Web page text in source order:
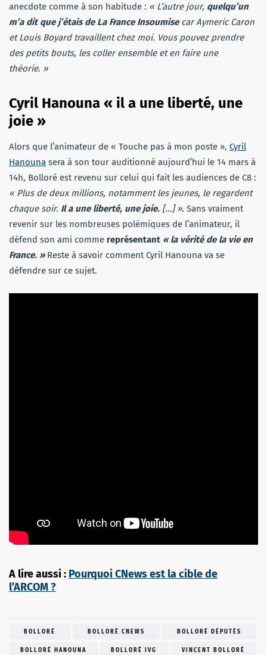
anecdote comme à son habitude : « L’autre jour, quelqu’un
m’a dit que j’étais de La France Insoumise car Aymeric Caron
et Louis Boyard travaillent chez moi. Vous pouvez prendre
des petits bouts, les coller ensemble et en faire une
théorie. »
Cyril Hanouna « il a une liberté, une
joie »
Alors que l’animateur de « Touche pas à mon poste », Cyril
Hanouna sera à son tour auditionné aujourd’hui le 14 mars à
14h, Bolloré est revenu sur celui qui fait les audiences de C8 :
« Plus de deux millions, notamment les jeunes, le regardent
chaque soir. Il a une liberté, une joie. […] ». Sans vraiment
revenir sur les nombreuses polémiques de l’animateur, il
défend son ami comme représentant « la vérité de la vie en
France. » Reste à savoir comment Cyril Hanouna va se
défendre sur ce sujet.
A lire aussi : Pourquoi CNews est la cible de
l’ARCOM ?
BOLLORÉ BOLLORÉ CNEWS BOLLORÉ DÉPUTÉS
BOLLORÉ HANOUNA BOLLORÉ IVG VINCENT BOLLORÉ